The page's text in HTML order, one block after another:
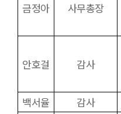
금정아 사무총장
안호걸 감사
백서율 감사